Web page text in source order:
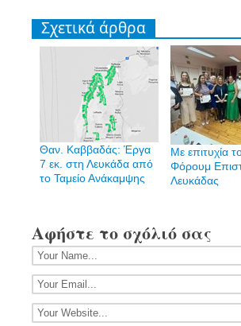
Σχετικά άρθρα
Θαν. Καββαδάς: Έργα
7 εκ. στη Λευκάδα από
το Ταμείο Ανάκαμψης
Με επιτυχία
Φόρουμ
Λευκάδας
Αφήστε το σχόλιό σας